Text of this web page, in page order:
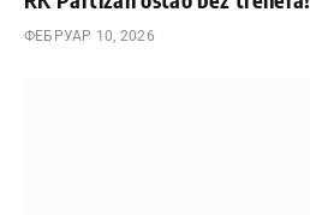
ФЕБРУАР 10, 2026